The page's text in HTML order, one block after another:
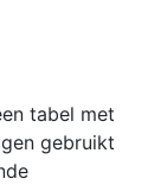
tabel met
gebruikt